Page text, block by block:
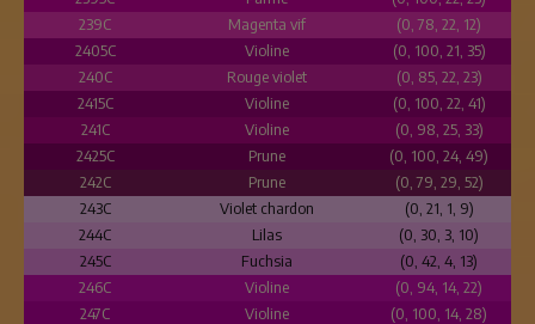
239C
Magenta vif
(0, 78, 22, 12)
2405C
Violine
(0, 100, 21, 35)
240C
Rouge violet
(0, 85, 22, 23)
2415C
Violine
(0, 100, 22, 41)
241C
Violine
(0, 98, 25, 33)
2425C
Prune
(0, 100, 24, 49)
242C
Prune
(0, 79, 29, 52)
243C
Violet chardon
(0, 21, 1, 9)
244C
Lilas
(0, 30, 3, 10)
245C
Fuchsia
(0, 42, 4, 13)
246C
Violine
(0, 94, 14, 22)
247C
Violine
(0, 100, 14, 28)